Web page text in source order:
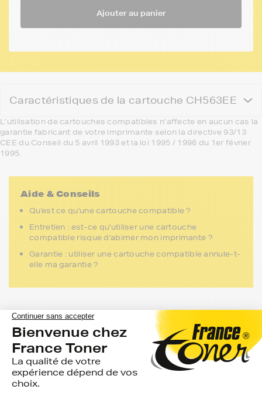
Ajouter au panier
Caractéristiques de la cartouche CH563EE
L’utilisation de cartouches compatibles n’affecte en aucun cas la
garantie fabricant de votre imprimante selon la directive 93/13
CEE du Conseil du 5 avril 1993 et la loi 1995 / 1996 du 1er février
1995.
Recommandé pour vous
Commandez avant 12h pour une expédition aujourd’hui !
(hors Week-end et férié)
Aide & Conseils
Qu'est ce qu'une cartouche compatible ?
Entretien : est-ce qu'utiliser une cartouche
compatible risque d'abimer mon imprimante ?
Garantie : utiliser une cartouche compatible annule-t-
elle ma garantie ?